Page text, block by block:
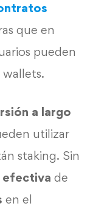
que en
pueden
a largo
utilizar
staking. Sin
efectiva de
en el